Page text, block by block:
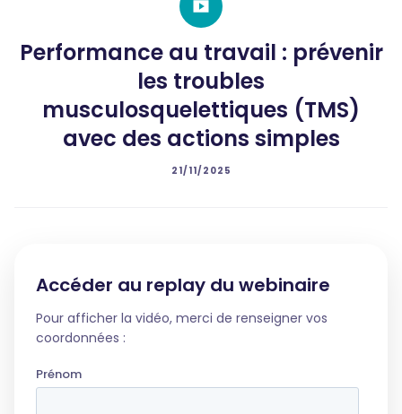
Performance au travail : prévenir
les troubles
musculosquelettiques (TMS)
avec des actions simples
21/11/2025
Accéder au replay du webinaire
Pour afficher la vidéo, merci de renseigner vos
coordonnées :